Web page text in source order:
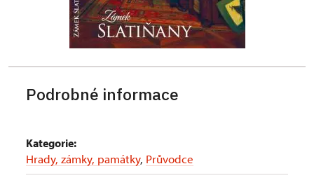
Podrobné informace
Kategorie:
Hrady, zámky, památky, Průvodce